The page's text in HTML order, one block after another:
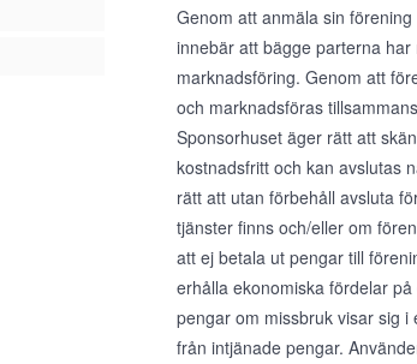
Genom att anmäla sin
innebär att bägge parterna
marknadsföring. Genom att
och marknadsföras
Sponsorhuset äger rätt att
kostnadsfritt och kan avslutas
rätt att utan förbehåll avsluta
tjänster finns och/eller om
att ej betala ut pengar till
erhålla ekonomiska fördelar
pengar om missbruk visar sig
från intjänade pengar.